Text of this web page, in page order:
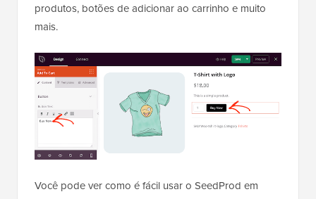
produtos, botões de adicionar ao carrinho e muito
mais.
Você pode ver como é fácil usar o SeedProd em